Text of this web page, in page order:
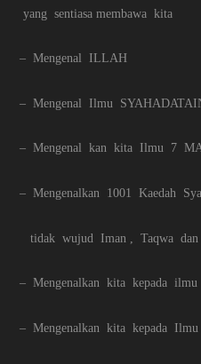
yang sentiasa membawa kita
– Mengenal ILLAH
– Mengenal Ilmu
– Mengenal kan kita Ilmu 7
– Mengenalkan 1001 Kaedah
tidak wujud Iman , Taqwa dan
– Mengenalkan kita kepada
– Mengenalkan kita kepada